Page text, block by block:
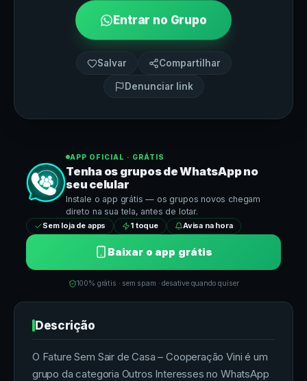
Entrar no Grupo
Salvar Compartilhar
Denunciar link
APP OFICIAL · GRÁTIS
Tenha os grupos deWhatsAppno
seu celular
Instale o app grátis — os grupos novos chegam
direto na sua tela, antes de lotar.
Sem loja de apps 1 toque Avisa na hora
Baixar o app grátis
100% grátis · sem spam · desative quando quiser
Descrição
O Fature Sem Sair de Casa – Cooperação Vini é um
grupo da categoria Outros Interesses no WhatsApp